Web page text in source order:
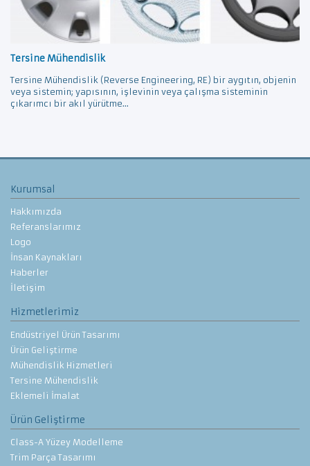
Tersine Mühendislik
Tersine Mühendislik (Reverse Engineering, RE) bir aygıtın, objenin
veya sistemin; yapısının, işlevinin veya çalışma sisteminin
çıkarımcı bir akıl yürütme...
Kurumsal
Hakkımızda
Referanslarımız
Logo
İnsan Kaynakları
Haberler
İletişim
Hizmetlerimiz
Endüstriyel Ürün Tasarımı
Ürün Geliştirme
Mühendislik Hizmetleri
Tersine Mühendislik
Eklemeli İmalat
Ürün Geliştirme
Class-A Yüzey Modelleme
Trim Parça Tasarımı